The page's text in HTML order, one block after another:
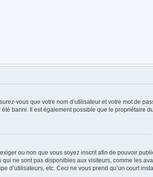
vous que votre nom d’utilisateur et votre mot de
banni. Il est également possible que le propriétaire
ou non que vous soyez inscrit afin de pouvoir
ne sont pas disponibles aux visiteurs, comme les
d’utilisateurs, etc. Ceci ne vous prend qu’un court